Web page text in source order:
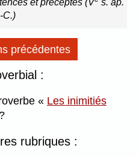
et préceptes (V s. ap.
C.)
précédentes
:
Les inimitiés
rubriques :